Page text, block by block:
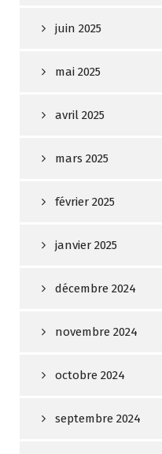
juin 2025
mai 2025
avril 2025
mars 2025
février 2025
janvier 2025
décembre 2024
novembre 2024
octobre 2024
septembre 2024